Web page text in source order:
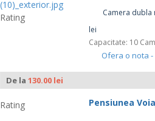
Rating
Camera
lei
Capacitate: 10
Ofera o nota
De la130.00 lei
Rating Pensiunea